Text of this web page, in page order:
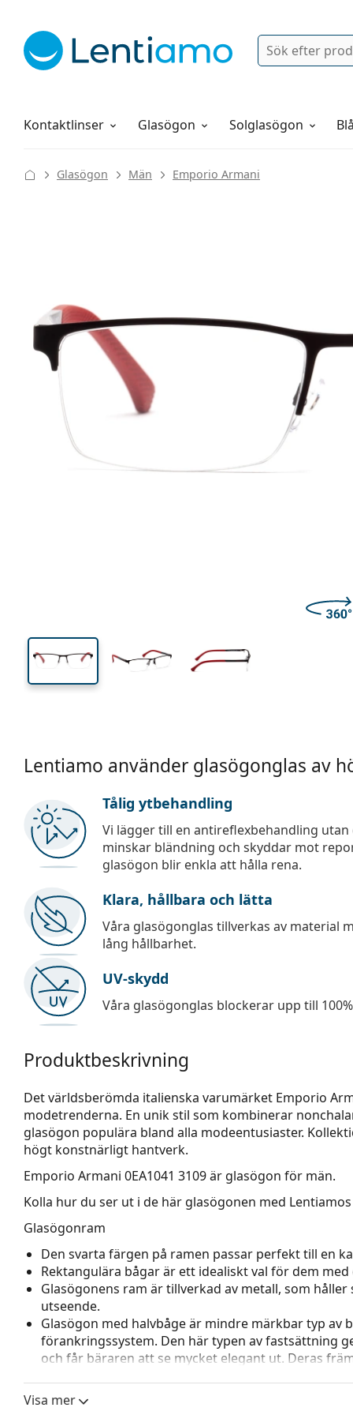
Sök
Kontaktlinser
Linsvätskor Glasögon Solglasögon
Allt om att handla hos oss
Glasögon Män Emporio Armani
Lentiamo använder glasögonglas av
Tålig ytbehandling
Vi lägger till en antireflexbehandling
minskar bländning och skyddar mot
glasögon blir enkla att hålla rena.
Klara, hållbara och lätta
Våra glasögonglas tillverkas av material
lång hållbarhet.
UV-skydd
Våra glasögonglas blockerar upp till
Produktbeskrivning
Det världsberömda italienska varumärket Emporio
modetrenderna. En unik stil som kombinerar
glasögon populära bland alla modeentusiaster.
högt konstnärligt hantverk.
Emporio Armani 0EA1041 3109är glasögon för män.
Kolla hur du ser ut i de här glasögonen med
Glasögonram
Den svarta färgen på ramen passar perfekt till en
Rektangulära bågar är ett idealiskt val för dem
Glasögonens ram är tillverkad av metall, som
utseende.
Glasögon med halvbåge är mindre märkbar typ
förankringssystem. Den här typen av fastsättning
och får bäraren att se mycket elegant ut. Deras
Justerbara näskuddar gör det möjligt att försiktigt
Visa mer